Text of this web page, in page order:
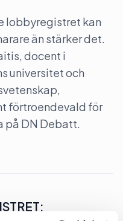
lobbyregistret kan
än stärker det.
docent i
universitet och
förtroendevald för
på DN Debatt.